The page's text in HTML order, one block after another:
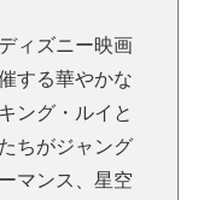
ィズニー映画
する華やかな
ング・ルイと
ちがジャング
マンス、星空